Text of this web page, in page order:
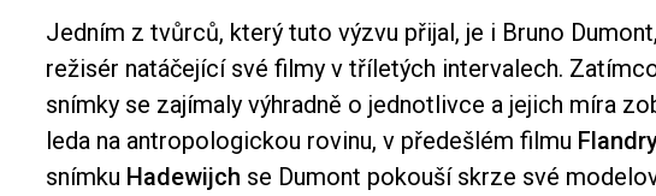
Jedním z tvůrců, který tuto výzvu přijal, je i Bruno
režisér natáčející své filmy v tříletých intervalech.
snímky se zajímaly výhradně o jednotlivce a jejich míra
leda na antropologickou rovinu, v předešlém filmu
snímku Hadewijch se Dumont pokouší skrze své